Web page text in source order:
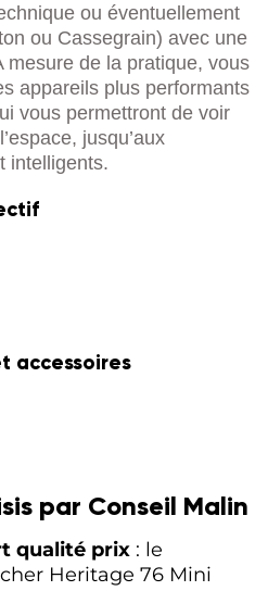
ou éventuellement
ou Cassegrain) avec une
mesure de la pratique, vous
appareils plus performants
vous permettront de voir
jusqu’aux
intelligents.
accessoires
par Conseil Malin
qualité prix : le
Heritage 76 Mini